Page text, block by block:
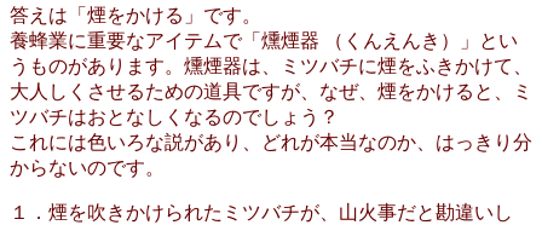
答えは「煙をかける」です。
養蜂業に重要なアイテムで「燻煙器 （くんえんき）」とい
うものがあります。燻煙器は、ミツバチに煙をふきかけて、
大人しくさせるための道具ですが、なぜ、煙をかけると、ミ
ツバチはおとなしくなるのでしょう？
これには色いろな説があり、どれが本当なのか、はっきり分
からないのです。
１．煙を吹きかけられたミツバチが、山火事だと勘違いし